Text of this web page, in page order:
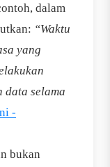
dalam
“Waktu
yang
data selama
-
bukan